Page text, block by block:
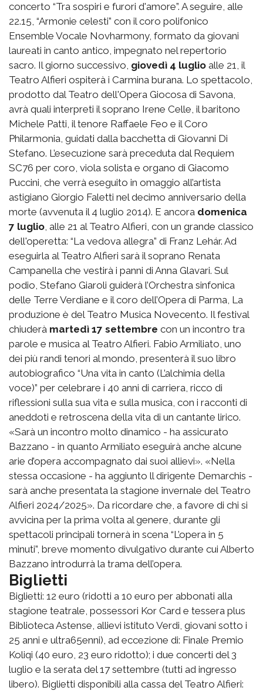
concerto “Tra sospiri e furori d'amore”. A seguire, alle
22.15, “Armonie celesti” con il coro polifonico
Ensemble Vocale Novharmony, formato da giovani
laureati in canto antico, impegnato nel repertorio
sacro. Il giorno successivo, giovedì 4 luglio alle 21, il
Teatro Alfieri ospiterà i Carmina burana. Lo spettacolo,
prodotto dal Teatro dell'Opera Giocosa di Savona,
avrà quali interpreti il soprano Irene Celle, il baritono
Michele Patti, il tenore Raffaele Feo e il Coro
Philarmonia, guidati dalla bacchetta di Giovanni Di
Stefano. L’esecuzione sarà preceduta dal Requiem
SC76 per coro, viola solista e organo di Giacomo
Puccini, che verrà eseguito in omaggio all’artista
astigiano Giorgio Faletti nel decimo anniversario della
morte (avvenuta il 4 luglio 2014). E ancora domenica
7 luglio, alle 21 al Teatro Alfieri, con un grande classico
dell'operetta: “La vedova allegra” di Franz Lehár. Ad
eseguirla al Teatro Alfieri sarà il soprano Renata
Campanella che vestirà i panni di Anna Glavari. Sul
podio, Stefano Giaroli guiderà l’Orchestra sinfonica
delle Terre Verdiane e il coro dell’Opera di Parma, La
produzione è del Teatro Musica Novecento. Il festival
chiuderà martedì 17 settembre con un incontro tra
parole e musica al Teatro Alfieri. Fabio Armiliato, uno
dei più randi tenori al mondo, presenterà il suo libro
autobiografico “Una vita in canto (L’alchimia della
voce)” per celebrare i 40 anni di carriera, ricco di
riflessioni sulla sua vita e sulla musica, con i racconti di
aneddoti e retroscena della vita di un cantante lirico.
«Sarà un incontro molto dinamico - ha assicurato
Bazzano - in quanto Armiliato eseguirà anche alcune
arie d’opera accompagnato dai suoi allievi». «Nella
stessa occasione - ha aggiunto ll dirigente Demarchis -
sarà anche presentata la stagione invernale del Teatro
Alfieri 2024/2025». Da ricordare che, a favore di chi si
avvicina per la prima volta al genere, durante gli
spettacoli principali tornerà in scena “L’opera in 5
minuti”, breve momento divulgativo durante cui Alberto
Bazzano introdurrà la trama dell’opera.
Biglietti
Biglietti: 12 euro (ridotti a 10 euro per abbonati alla
stagione teatrale, possessori Kor Card e tessera plus
Biblioteca Astense, allievi istituto Verdi, giovani sotto i
25 anni e ultra65enni), ad eccezione di: Finale Premio
Koliqi (40 euro, 23 euro ridotto); i due concerti del 3
luglio e la serata del 17 settembre (tutti ad ingresso
libero). Biglietti disponibili alla cassa del Teatro Alfieri: